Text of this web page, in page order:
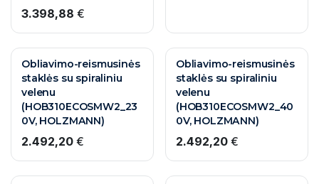
3.398,88 €
Obliavimo-reismusinės
staklės su spiraliniu
velenu
(HOB310ECOSMW2_23
0V, HOLZMANN)
2.492,20 €
Obliavimo-reismusinės
staklės su spiraliniu
velenu
(HOB310ECOSMW2_40
0V, HOLZMANN)
2.492,20€